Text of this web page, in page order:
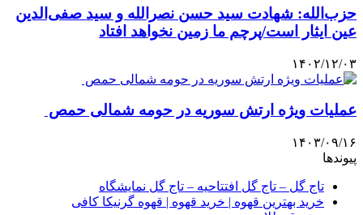
حزب‌الله: شهادت سید حسن نصرالله و سید صفی‌الدین
عین ایثار است/پرچم ما زمین نخواهد افتاد
۱۴۰۲/۱۲/۰۳
عملیات ویژه ارتش سوریه در حومه شمالی حمص
۱۴۰۳/۰۹/۱۶
پیوندها
تاج گل – تاج گل افتتاحیه – تاج گل نمایشگاه
خرید بهترین قهوه | خرید قهوه | قهوه گرنیکا کافی